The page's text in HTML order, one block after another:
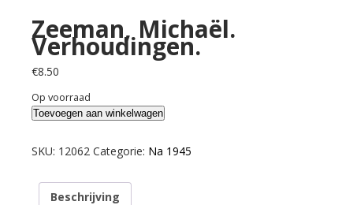
Zeeman, Michaël.
Verhoudingen.
€8.50
Op voorraad
Zeeman,
Verhoudingen.
Toevoegen aan winkelwagen
SKU: 12062 Categorie: Na 1945
Beschrijving